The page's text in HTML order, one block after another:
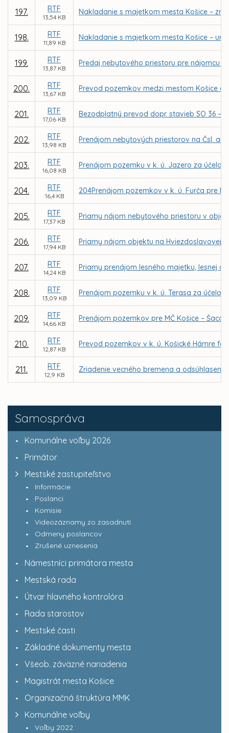
Samospráva
Komunálne voľby 2026
Primátor
Mestské zastupiteľstvo
Informácie
Poslanci
Komisie
Videozáznamy zo zasadnutí
Odmeny poslancov
Zrušené uznesenia
Námestníci primátora mesta
Mestská rada
Útvar hlavného kontrolóra
Rada starostov
Mestské časti
Základné dokumenty mesta
Všeob. záväzné nariadenia
Magistrát mesta Košice
Organizačná štruktúra MMK
Komunálne voľby
Voľby 2022
197. RTF
13,54 KB
Nakladanie s majetkom mesta Košice –
198. RTF
11,89 KB
Nakladanie s majetkom mesta Košice –
199. RTF
13,87 KB
Predaj nebytového priestoru pre nájomcu
200. RTF
13,67 KB
Prevod pozemkov medzi mestom Košice a
201. RTF
17,06 KB
Bezodplatný prevod dopr. stavieb SO 36 –
202. RTF
13,98 KB
Prenájom nebytových priestorov na Čsl.
203. RTF
16,08 KB
Prenájom pozemku v k. ú. Jazero za
204. RTF
16,4 KB
204Prenájom pozemkov v k. ú. Furča pre
205. RTF
17,37 KB
Priamy nájom nebytového priestoru v
206. RTF
17,94 KB
Priamy nájom objektu na Hviezdoslavovej
207. RTF
14,24 KB
Priamy prenájom lesného majetku, lesnej
208. RTF
13,09 KB
Prenájom pozemku v k. ú. Terasa za
209. RTF
14,66 KB
Prenájom pozemkov pre MČ Košice – Šaca
210. RTF
12,87 KB
Prevod pozemkov v k. ú. Košické Hámre
211. RTF
12,9 KB
Zriadenie vecného bremena a